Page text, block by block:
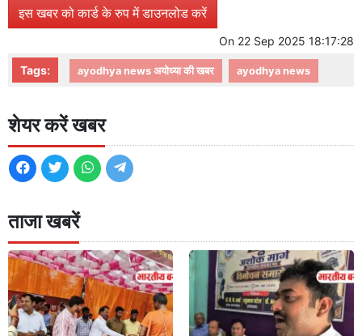
इस खबर को कार्ड के रुप में डाउनलोड करें
On 22 Sep 2025 18:17:28
Tags: ayodhya news अयोध्या की खबर ayodhya news
शेयर करें खबर
ताजा खबरें